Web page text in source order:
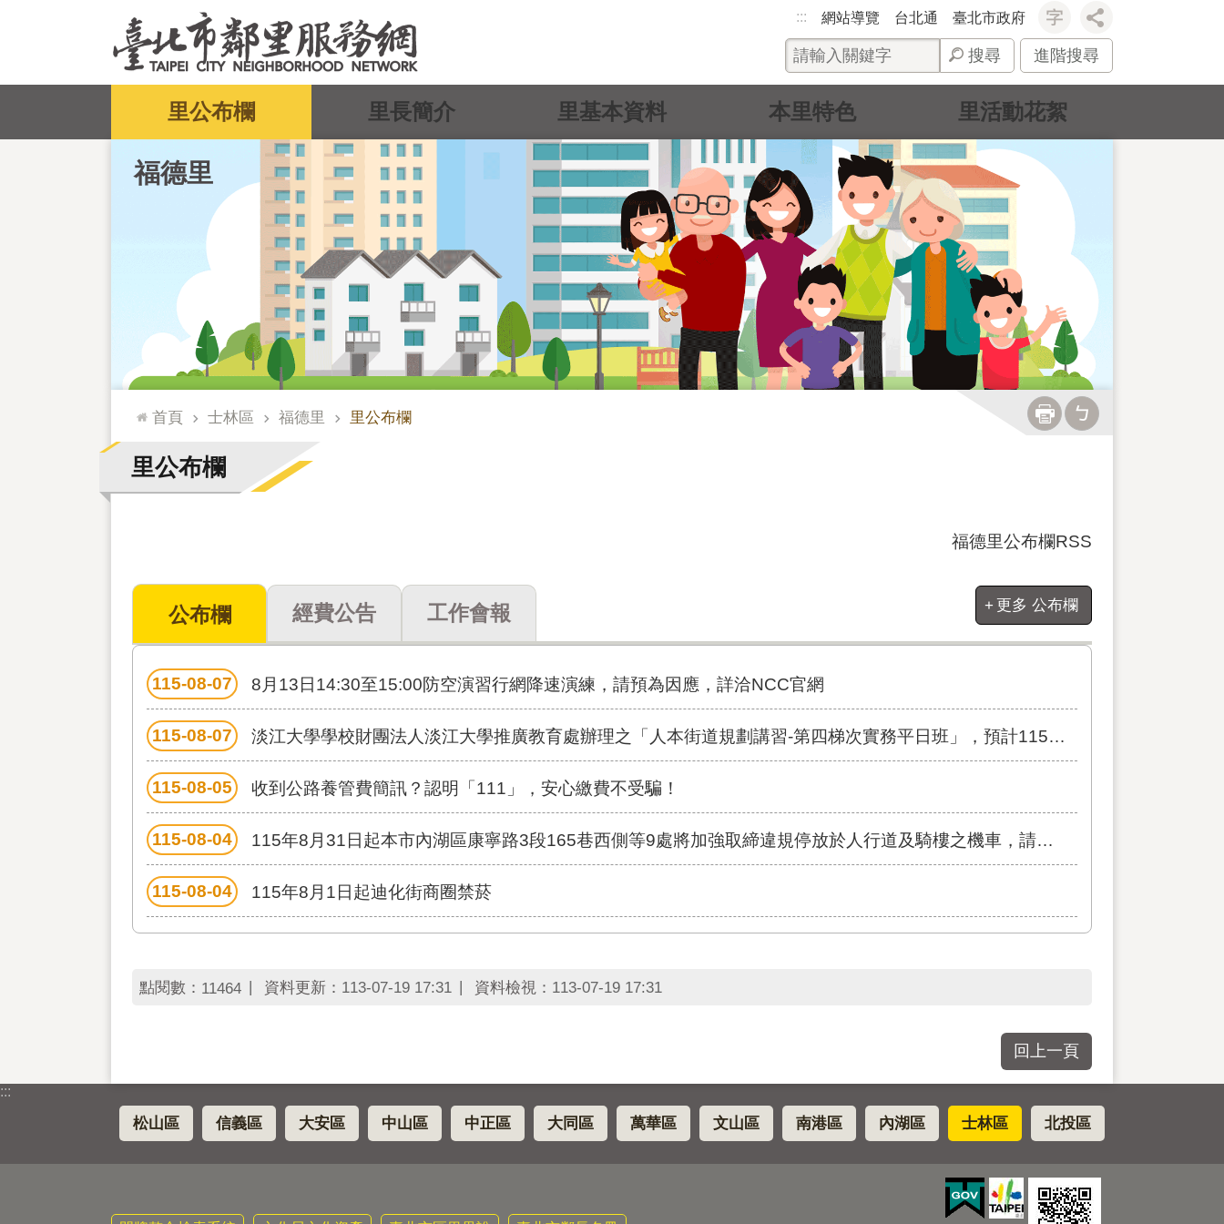
::: 網站導覽 台北通 臺北市政府
搜尋 進階搜尋
福德里
里公布欄 里長簡介 里基本資料 本里特色 里活動花絮
::: 首頁 士林區 福德里 里公布欄
里公布欄
福德里公布欄RSS
公布欄 經費公告 工作會報
115-08-07 8月13日14:30至15:00防空演習行網降速演練，請預為因應，詳洽NCC官網
115-08-07 淡江大學學校財團法人淡江大學推廣教育處辦理之「人本街道規劃講習-第四梯次實務平日班」，預計115年10月13日開課。
115-08-05 收到公路養管費簡訊？認明「111」，安心繳費不受騙！
115-08-04 115年8月31日起本市內湖區康寧路3段165巷西側等9處將加強取締違規停放於人行道及騎樓之機車，請依規定停放車輛
115-08-04 115年8月1日起迪化街商圈禁菸
更多 公布欄
點閱數： 11464 資料更新： 113-07-19 17:31 資料檢視： 113-07-19 17:31
回上一頁
:::
松山區 信義區 大安區 中山區 中正區 大同區 萬華區 文山區 南港區 內湖區 士林區 北投區